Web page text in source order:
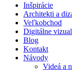
Inšpirácie
Architekti a
Veľkobchod
Digitálne
Blog
Kontakt
Návody
Videá a